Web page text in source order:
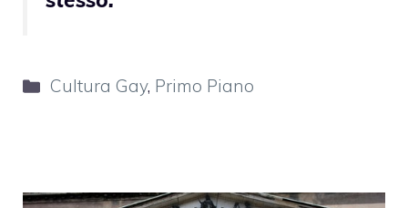
Categorie
Cultura Gay, Primo Piano